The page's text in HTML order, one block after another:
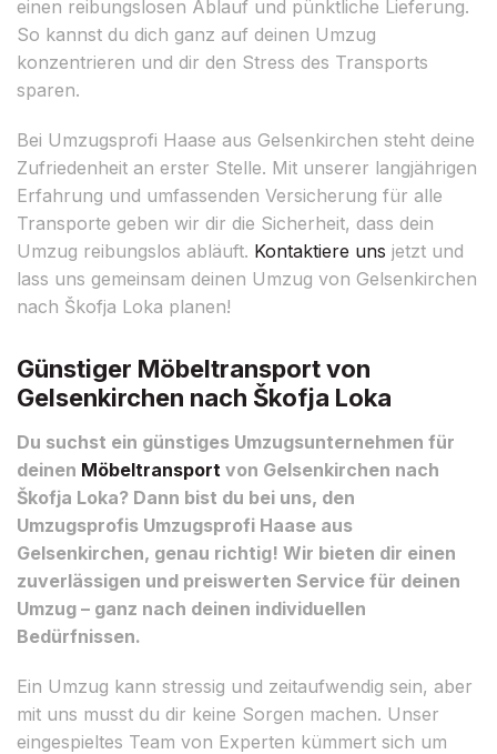
einen reibungslosen Ablauf und pünktliche Lieferung.
So kannst du dich ganz auf deinen Umzug
konzentrieren und dir den Stress des Transports
sparen.
Bei Umzugsprofi Haase aus Gelsenkirchen steht deine
Zufriedenheit an erster Stelle. Mit unserer langjährigen
Erfahrung und umfassenden Versicherung für alle
Transporte geben wir dir die Sicherheit, dass dein
Umzug reibungslos abläuft. Kontaktiere uns jetzt und
lass uns gemeinsam deinen Umzug von Gelsenkirchen
nach Škofja Loka planen!
Günstiger Möbeltransport von
Gelsenkirchen nach Škofja Loka
Du suchst ein günstiges Umzugsunternehmen für
deinen Möbeltransport von Gelsenkirchen nach
Škofja Loka? Dann bist du bei uns, den
Umzugsprofis Umzugsprofi Haase aus
Gelsenkirchen, genau richtig! Wir bieten dir einen
zuverlässigen und preiswerten Service für deinen
Umzug – ganz nach deinen individuellen
Bedürfnissen.
Ein Umzug kann stressig und zeitaufwendig sein, aber
mit uns musst du dir keine Sorgen machen. Unser
eingespieltes Team von Experten kümmert sich um